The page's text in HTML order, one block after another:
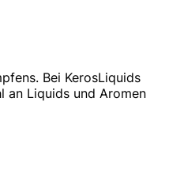
Bei KerosLiquids
an Liquids und Aromen